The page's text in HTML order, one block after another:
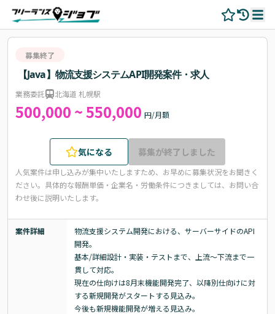
募集終了
【Java】物流支援システムAPI開発案件・求人
業務委託 北海道 札幌駅
500,000 ~ 550,000 円/月額
気になる 募集が終了しました
人気案件は申し込みが集中いたしますため、お早めに募集状況をお聞きく
ださい。 具体的な報酬単価・企業名・労働条件につきましては、お問い合
わせ後に説明いたします。
案件詳細
物流支援システム開発における、サーバーサイドのAPI
開発。
基本/詳細設計・実装・テストまで、上流～下流まで一
貫して対応。
現在の仕向けは8月末機能開発完了、以降別仕向けに対
する新規開発がスタートする見込み。
今後も新規機能開発が増える見込み。